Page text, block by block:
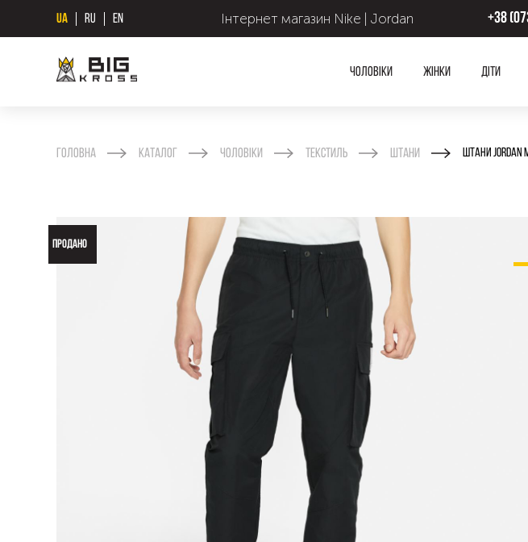
UA RU EN Інтернет магазин Nike | Jordan +38
Чоловіки Жінки Діти
Головна Каталог Чоловіки Текстиль Штани ШТАНИ JORDAN
ПРОДАНО